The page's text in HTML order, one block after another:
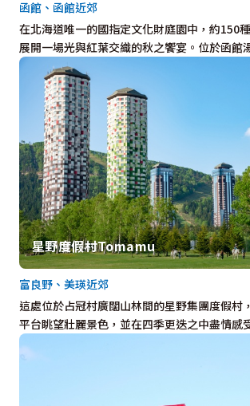
在北海道唯一的國指定文化財庭園中，約150
展開一場光與紅葉交織的秋之饗宴。位於函館
函館、函館近郊
星野度假村Tomamu
這處位於占冠村廣闊山林間的星野集團度假村
平台眺望壯麗景色，並在四季更迭之中盡情感
富良野、美瑛近郊